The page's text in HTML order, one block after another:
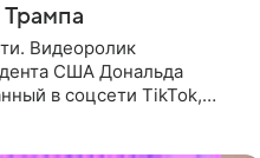
Видеоролик
США Дональда
в соцсети TikTok,